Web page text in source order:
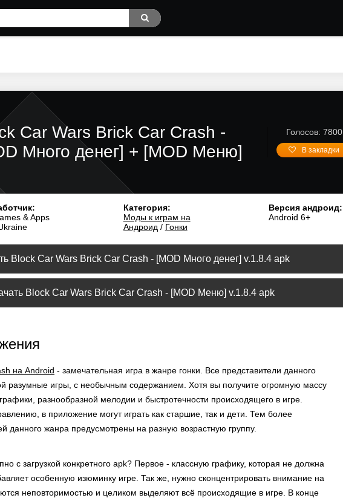
Car Wars Brick Car Crash -
Много денег] + [MOD Меню]
Голосов: 7800
В закладки
& Apps
Категория:
Моды к играм на
Андроид / Гонки
Версия андроид:
Android 6+
Block Car Wars Brick Car Crash - [MOD Много денег] v.1.8.4 apk
Block Car Wars Brick Car Crash - [MOD Меню] v.1.8.4 apk
на Android - замечательная игра в жанре гонки. Все представители данного
разумные игры, с необычным содержанием. Хотя вы получите огромную массу
разнообразной мелодии и быстротечности происходящего в игре.
в приложение могут играть как старшие, так и дети. Тем более
данного жанра предусмотрены на разную возрастную группу.
с загрузкой конкретного apk? Первое - классную графику, которая не должна
особенную изюминку игре. Так же, нужно сконцентрировать внимание на
неповторимостью и целиком выделяют всё происходящие в игре. В конце